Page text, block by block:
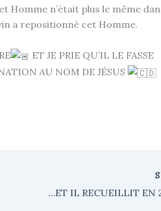
Homme n’était plus le même
a repositionné cet Homme.
ET JE PRIE QU’IL LE FASSE
AU NOM DE JÉSUS